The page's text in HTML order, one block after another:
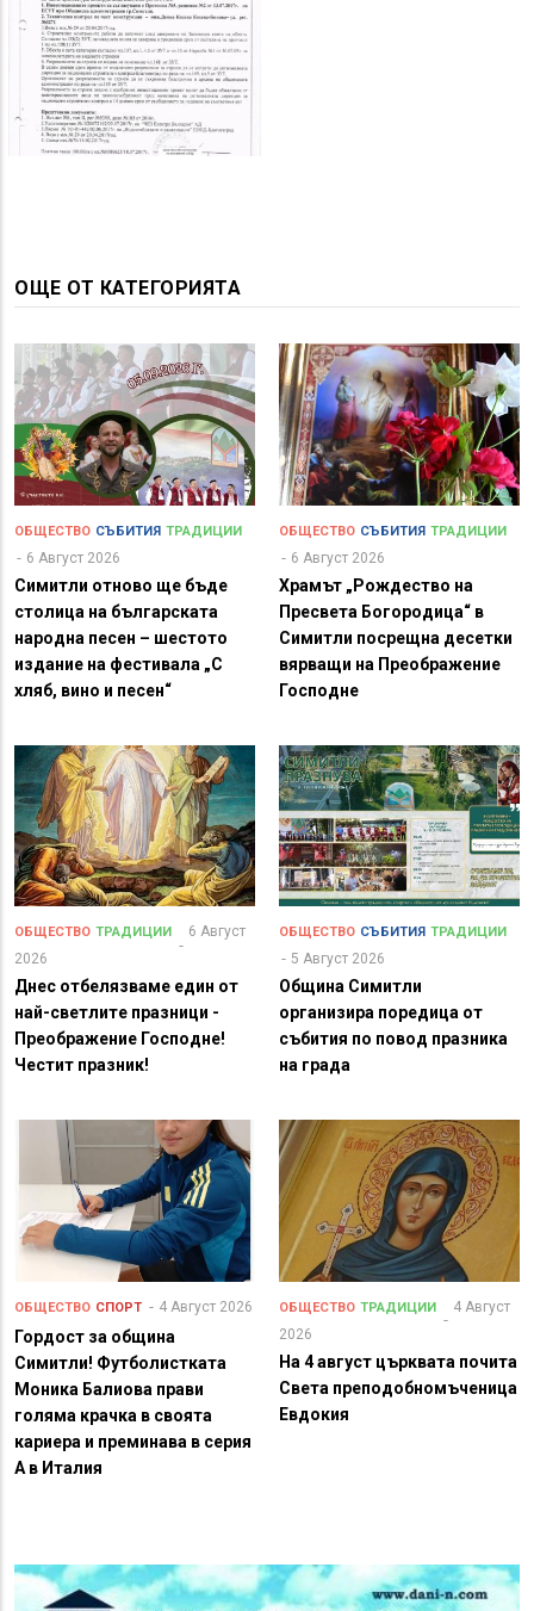
ОЩЕ ОТ КАТЕГОРИЯТА
ОБЩЕСТВО СЪБИТИЯ ТРАДИЦИИ
6 Август 2026
Симитли отново ще бъде
столица на българската
народна песен – шестото
издание на фестивала „С
хляб, вино и песен“
ОБЩЕСТВО СЪБИТИЯ ТРАДИЦИИ
6 Август 2026
Храмът „Рождество на
Пресвета Богородица“ в
Симитли посрещна десетки
вярващи на Преображение
Господне
ОБЩЕСТВО ТРАДИЦИИ
6 Август
2026
Днес отбелязваме един от
най-светлите празници -
Преображение Господне!
Честит празник!
ОБЩЕСТВО СЪБИТИЯ ТРАДИЦИИ
5 Август 2026
Община Симитли
организира поредица от
събития по повод празника
на града
ОБЩЕСТВО СПОРТ 4 Август 2026
Гордост за община
Симитли! Футболистката
Моника Балиова прави
голяма крачка в своята
кариера и преминава в серия
А в Италия
ОБЩЕСТВО ТРАДИЦИИ
4 Август
2026
На 4 август църквата почита
Света преподобномъченица
Евдокия